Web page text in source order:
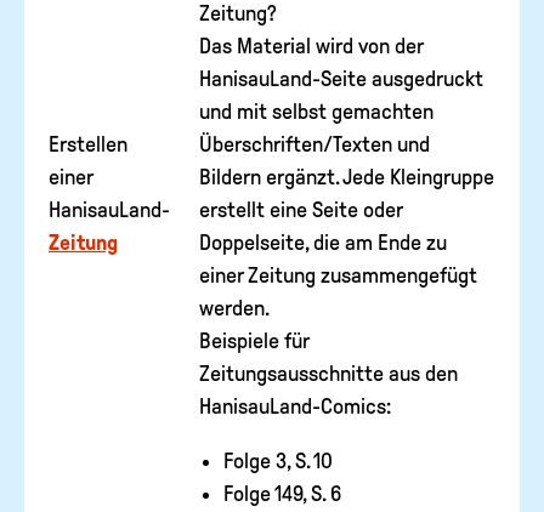
Erstellen
einer
HanisauLand-
Zeitung
Zeitung?
Das Material wird von der
HanisauLand-Seite ausgedruckt
und mit selbst gemachten
Überschriften/Texten und
Bildern ergänzt. Jede Kleingruppe
erstellt eine Seite oder
Doppelseite, die am Ende zu
einer Zeitung zusammengefügt
werden.
Beispiele für
Zeitungsausschnitte aus den
HanisauLand-Comics:
Folge 3, S. 10
Folge 149, S. 6